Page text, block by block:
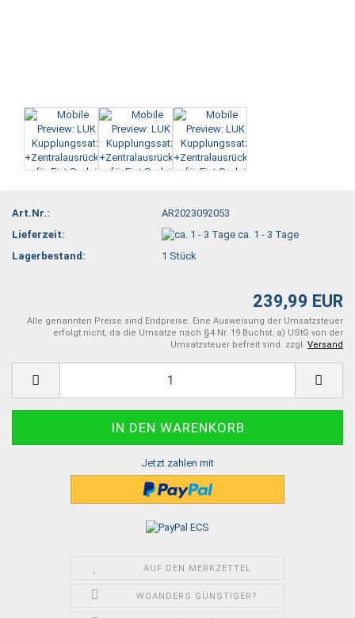
Art.Nr.:
AR2023092053
Lieferzeit:
ca. 1 - 3 Tage
Lagerbestand:
1 Stück
239,99 EUR
Alle genannten Preise sind Endpreise. Eine Ausweisung der Umsatzsteuer
erfolgt nicht, da die Umsätze nach §4 Nr. 19 Buchst. a) UStG von der
Umsatzsteuer befreit sind. zzgl. Versand
Jetzt zahlen mit
AUF DEN MERKZETTEL
WOANDERS GÜNSTIGER?